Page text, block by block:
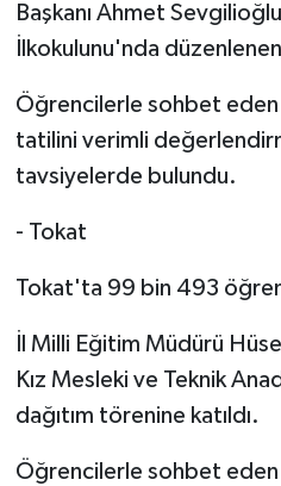
Başkanı Ahmet
İlkokulunu'nda
Öğrencilerle sohbet eden
tatilini verimli
tavsiyelerde bulundu.
- Tokat
Tokat'ta 99 bin 493
İl Milli Eğitim Müdürü
Kız Mesleki ve Teknik
dağıtım törenine katıldı.
Öğrencilerle sohbet eden